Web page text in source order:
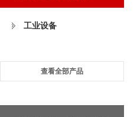
工业设备
查看全部产品